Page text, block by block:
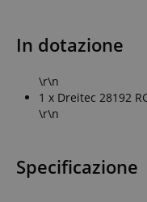
In dotazione
\r\n
1 x Dreitec 28192
\r\n
Specificazione